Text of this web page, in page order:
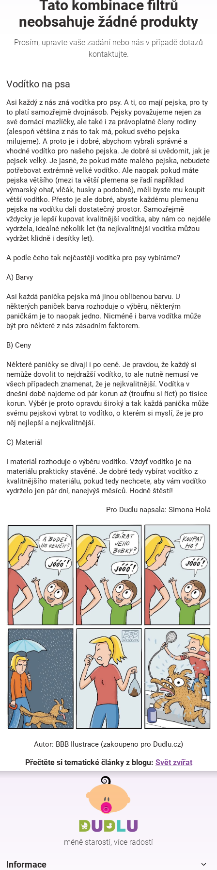
Hračky
pro
děti
Těhotenské
oblečení
Novinky
Značky
Blog
Hračkářství
Přihlášení
Vodítko na psa
Asi každý z nás zná vodítka pro psy. A ti, co mají pejska, pro ty
to platí samozřejmě dvojnásob. Pejsky považujeme nejen za
své domácí mazlíčky, ale také i za právoplatné členy rodiny
(alespoň většina z nás to tak má, pokud svého pejska
milujeme). A proto je i dobré, abychom vybrali správné a
vhodné vodítko pro našeho pejska. Je dobré si uvědomit, jak je
pejsek velký. Je jasné, že pokud máte malého pejska, nebudete
potřebovat extrémně velké vodítko. Ale naopak pokud máte
pejska většího (mezi ta větší plemena se řadí například
výmarský ohař, vlčák, husky a podobně), měli byste mu koupit
větší vodítko. Přesto je ale dobré, abyste každému plemenu
pejska na vodítku dali dostatečný prostor. Samozřejmě
vždycky je lepší kupovat kvalitnější vodítka, aby nám co nejdéle
vydržela, ideálně několik let (ta nejkvalitnější vodítka můžou
vydržet klidně i desítky let).
A podle čeho tak nejčastěji vodítka pro psy vybíráme?
A) Barvy
Asi každá panička pejska má jinou oblíbenou barvu. U
některých paniček barva rozhoduje o výběru, některým
paničkám je to naopak jedno. Nicméně i barva vodítka může
být pro některé z nás zásadním faktorem.
B) Ceny
Některé paničky se dívají i po ceně. Je pravdou, že každý si
nemůže dovolit to nejdražší vodítko, to ale nutně nemusí ve
všech případech znamenat, že je nejkvalitnější. Vodítka v
dnešní době najdeme od pár korun až (troufnu si říct) po tisíce
korun. Výběr je proto opravdu široký a tak každá panička může
svému pejskovi vybrat to vodítko, o kterém si myslí, že je pro
něj nejlepší a nejkvalitnější.
C) Materiál
I materiál rozhoduje o výběru vodítko. Vždyť vodítko je na
materiálu prakticky stavěné. Je dobré tedy vybírat vodítko z
kvalitnějšího materiálu, pokud tedy nechcete, aby vám vodítko
vydrželo jen pár dní, nanejvýš měsíců. Hodně štěstí!
Pro Dudlu napsala: Simona Holá
Autor: BBB Ilustrace (zakoupeno pro Dudlu.cz)
Přečtěte si tematické články z blogu: Svět zvířat
Z
méně starostí, více radostí
Informace